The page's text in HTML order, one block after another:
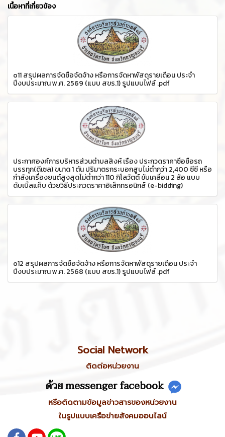
เนื้อหาที่เกี่ยวข้อง
o11 สรุปผลการจัดซื้อจัดจ้าง หรือการจัดหาพัสดุรายเดือน ประจำ
ปีงบประมาณ พ.ศ. 2569 (แบบ สขร.1) รูปแบบไฟล์ .pdf
ประกาศองค์การบริหารส่วนตำบลสิงห์ เรื่อง ประกวดราคาซื้อซื้อรถ
บรรทุก(ดีเซล) ขนาด 1 ตัน ปริมาตรกระบอกสูบไม่ต่ำกว่า 2,400 ซีซี หรือ
กำลังเครื่องยนต์สูงสุดไม่ต่ำกว่า 110 กิโลวัตต์ ขับเคลื่อน 2 ล้อ แบบ
ดับเบิ้ลแค็บ ด้วยวิธีประกวดราคาอิเล็กทรอนิกส์ (e-bidding)
o12 สรุปผลการจัดซื้อจัดจ้าง หรือการจัดหาพัสดุรายเดือน ประจำ
ปีงบประมาณ พ.ศ. 2568 (แบบ สขร.1) รูปแบบไฟล์ .pdf
Social Network
ติดต่อหน่วยงาน
ด้วย messenger facebook
หรือติดตามข้อมูลข่าวสารของหน่วยงาน
ในรูปแบบเครือข่ายสังคมออนไลน์